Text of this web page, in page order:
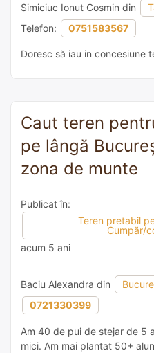
Simiciuc Ionut Cosmin din
Telefon:
0751583567
Doresc să iau in concesiune
Caut teren
pe lângă
zona de munte
Publicat în:
Teren pretabil
Cumpăr/
acum 5 ani
Baciu Alexandra din
0721330399
Am 40 de pui de stejar de 5
mici. Am mai plantat 50+